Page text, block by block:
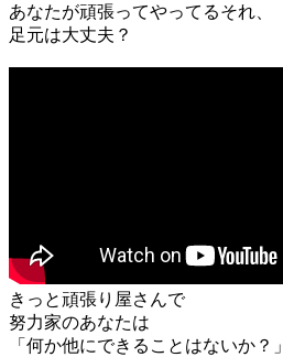
あなたが頑張ってやってるそれ、
足元は大丈夫？
きっと頑張り屋さんで
努力家のあなたは
「何か他にできることはないか？」